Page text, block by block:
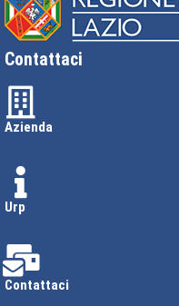
Contattaci
Azienda
Urp
Contattaci